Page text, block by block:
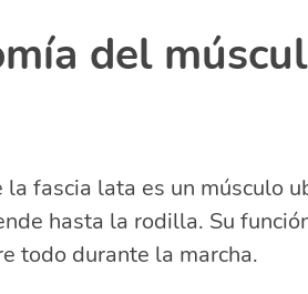
del
la fascia lata es un músculo
hasta la rodilla. Su
todo durante la marcha.